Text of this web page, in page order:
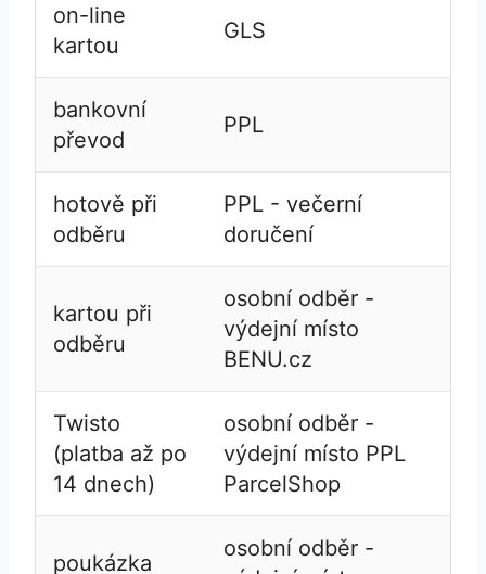
on-line
kartou
GLS
bankovní
převod
PPL
hotově při
odběru
PPL - večerní
doručení
kartou při
odběru
osobní odběr -
výdejní místo
BENU.cz
Twisto
(platba až po
14 dnech)
osobní odběr -
výdejní místo PPL
ParcelShop
poukázka
osobní odběr -